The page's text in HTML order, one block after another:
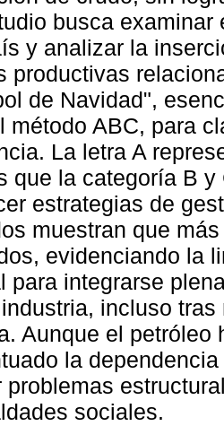
busca
y analizar la
productivas
de Navidad",
método ABC, para
La letra A
que la categoría B
estrategias de
muestran que
evidenciando la
para integrarse
incluso
Aunque el
la
problemas
sociales.